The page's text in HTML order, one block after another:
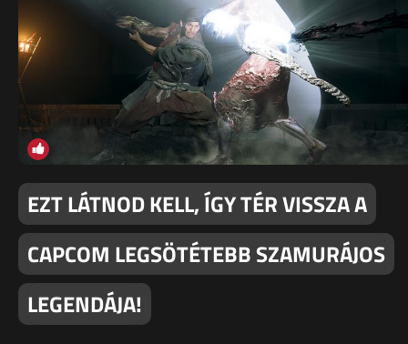
EZT LÁTNOD KELL, ÍGY TÉR VISSZA A
CAPCOM LEGSÖTÉTEBB SZAMURÁJOS
LEGENDÁJA!